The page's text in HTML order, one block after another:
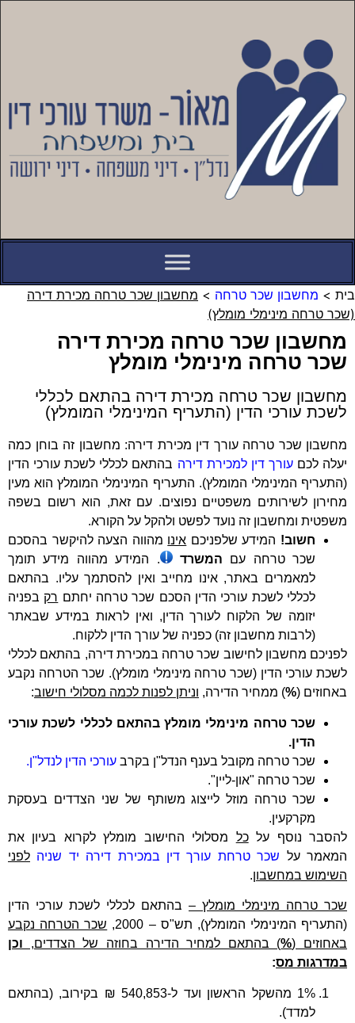
בית > מחשבון שכר טרחה > מחשבון שכר טרחה מכירת דירה
(שכר טרחה מינימלי מומלץ)
מחשבון שכר טרחה מכירת דירה
שכר טרחה מינימלי מומלץ
מחשבון שכר טרחה מכירת דירה בהתאם לכללי
לשכת עורכי הדין (התעריף המינימלי המומלץ)
מחשבון שכר טרחה עורך דין מכירת דירה: מחשבון זה בוחן כמה
יעלה לכםעורך דין למכירת דירה בהתאם לכללי לשכת עורכי הדין
(התעריף המינימלי המומלץ). התעריף המינימלי המומלץ הוא מעין
מחירון לשירותים משפטיים נפוצים. עם זאת, הוא רשום בשפה
משפטית ומחשבון זה נועד לפשט ולהקל על הקורא.
חשוב! המידע שלפניכם אינו מהווה הצעה להיקשר בהסכם
שכר טרחה עם המשרד
. המידע מהווה מידע תומך
למאמרים באתר, אינו מחייב ואין להסתמך עליו. בהתאם
לכללי לשכת עורכי הדין הסכם שכר טרחה יחתם רק בפניה
יזומה של הלקוח לעורך הדין, ואין לראות במידע שבאתר
(לרבות מחשבון זה) כפניה של עורך הדין ללקוח.
לפניכם מחשבון לחישוב שכר טרחה במכירת דירה, בהתאם לכללי
לשכת עורכי הדין (שכר טרחה מינימלי מומלץ). שכר הטרחה נקבע
באחוזים (%) ממחיר הדירה, וניתן לפנות לכמה מסלולי חישוב:
שכר טרחה מינימלי מומלץ בהתאם לכללי לשכת עורכי
הדין.
שכר טרחה מקובל בענף הנדל"ן בקרב עורכי הדין לנדל"ן.
שכר טרחה "און-ליין".
שכר טרחה מוזל לייצוג משותף של שני הצדדים בעסקת
מקרקעין.
להסבר נוסף עלכל מסלולי החישוב מומלץ לקרוא בעיון את
המאמר על שכר טרחת עורך דין במכירת דירה יד שניה לפני
השימוש במחשבון.
שכר טרחה מינימלי מומלץ – בהתאם לכללי לשכת עורכי הדין
(התעריף המינימלי המומלץ), תש"ס – 2000,
שכר הטרחה נקבע
באחוזים (%) בהתאם למחיר הדירה בחוזה של הצדדים, וכן
במדרגות מס:
1% מהשקל הראשון ועד ל-540,853 ₪ בקירוב, (בהתאם
למדד).